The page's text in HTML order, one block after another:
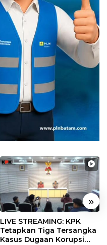
»
LIVE STREAMING: KPK
Tetapkan Tiga Tersangka
Kasus Dugaan Korupsi